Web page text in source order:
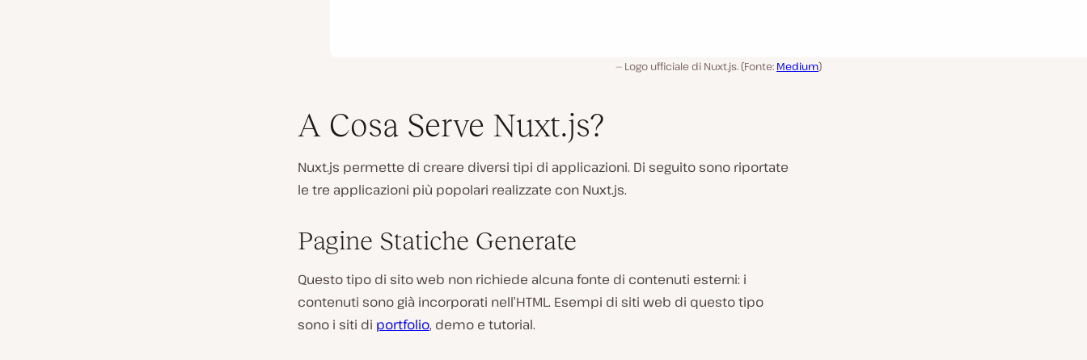
Logo ufficiale di Nuxt.js. (Fonte: Medium)
A Cosa Serve Nuxt.js?
Nuxt.js permette di creare diversi tipi di applicazioni. Di seguito sono riportate
le tre applicazioni più popolari realizzate con Nuxt.js.
Pagine Statiche Generate
Questo tipo di sito web non richiede alcuna fonte di contenuti esterni: i
contenuti sono già incorporati nell’HTML. Esempi di siti web di questo tipo
sono i siti di portfolio, demo e tutorial.